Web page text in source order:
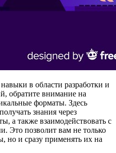
в области разработки и
обратите внимание на
форматы. Здесь
знания через
а также взаимодействовать с
Это позволит вам не только
но и сразу применять их на